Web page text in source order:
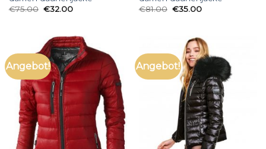
€75.00 €32.00
€81.00 €35.00
Angebot! Angebot!